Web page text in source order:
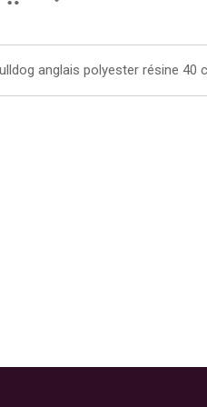
anglais polyester résine 40